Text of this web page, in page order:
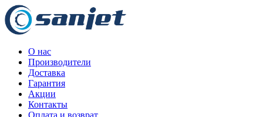
О нас
Производители
Доставка
Гарантия
Акции
Контакты
Оплата и возврат